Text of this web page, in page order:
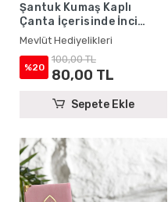
Şantuk Kumaş Kaplı
Çanta İçerisinde İnci
Tesbihli Krem Renkli
Şantuk Yasin Kitabı Seti -
Mevlüt Hediyelikleri
Mevlüt Hediyelikleri
%20
100,00 TL
80,00 TL
Sepete Ekle